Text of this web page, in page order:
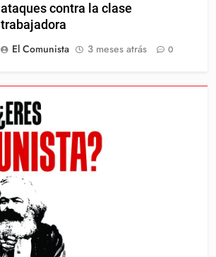
ataques contra la clase
trabajadora
El Comunista
3 meses atrás 0